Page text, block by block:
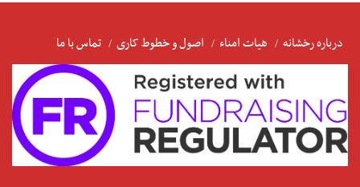
درباره رخشانه هیات امناء اصول و خطوط کاری تماس با ما